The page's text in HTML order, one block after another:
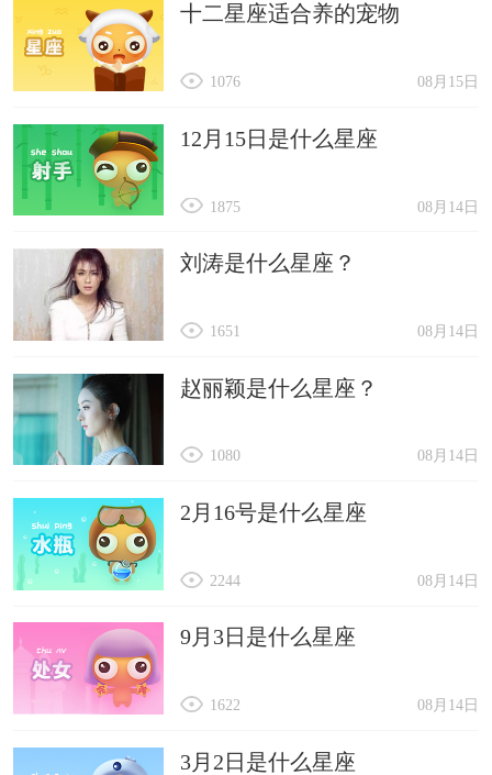
十二星座适合养的宠物
08月15日
1076
12月15日是什么星座
08月14日
1875
刘涛是什么星座？
08月14日
1651
赵丽颖是什么星座？
08月14日
1080
2月16号是什么星座
08月14日
2244
9月3日是什么星座
08月14日
1622
3月2日是什么星座